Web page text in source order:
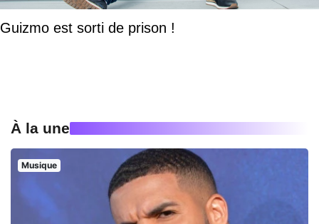
Guizmo est sorti de prison !
À la une
Musique